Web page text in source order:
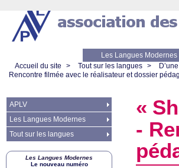
Les Langues Modernes
Accueil du site
> Tout sur les langues >
Rencontre filmée avec le réalisateur et dossier
«
-
APLV
Les Langues Modernes
Tout sur les langues
Les Langues Modernes
Le nouveau numéro